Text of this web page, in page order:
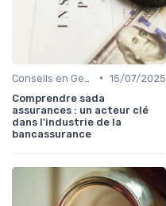
• 15/07/2025
Comprendre sada
assurances : un acteur clé
dans l'industrie de la
bancassurance